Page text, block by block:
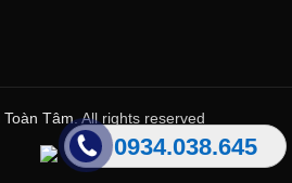
0934.038.645
Tâm. All rights reserved